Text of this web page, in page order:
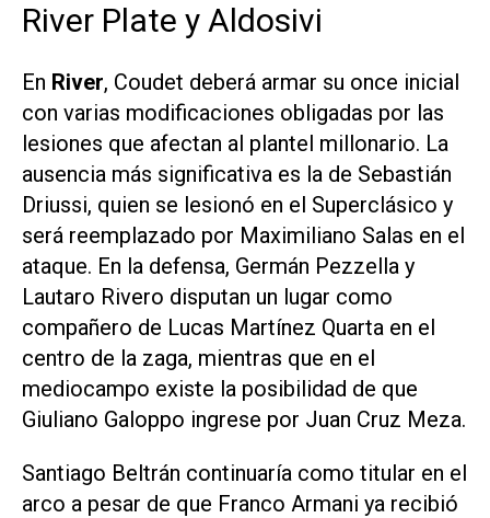
River Plate y Aldosivi
En River, Coudet deberá armar su once inicial
con varias modificaciones obligadas por las
lesiones que afectan al plantel millonario. La
ausencia más significativa es la de Sebastián
Driussi, quien se lesionó en el Superclásico y
será reemplazado por Maximiliano Salas en el
ataque. En la defensa, Germán Pezzella y
Lautaro Rivero disputan un lugar como
compañero de Lucas Martínez Quarta en el
centro de la zaga, mientras que en el
mediocampo existe la posibilidad de que
Giuliano Galoppo ingrese por Juan Cruz Meza.
Santiago Beltrán continuaría como titular en el
arco a pesar de que Franco Armani ya recibió